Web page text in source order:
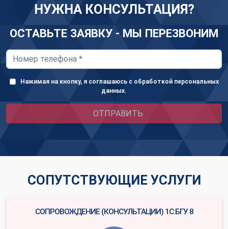
НУЖНА КОНСУЛЬТАЦИЯ?
ОСТАВЬТЕ ЗАЯВКУ - МЫ ПЕРЕЗВОНИМ
Нажимая на кнопку, я соглашаюсь с обработкой персональных
данных.
ОТПРАВИТЬ
СОПУТСТВУЮЩИЕ УСЛУГИ
СОПРОВОЖДЕНИЕ (КОНСУЛЬТАЦИИ) 1С:БГУ 8